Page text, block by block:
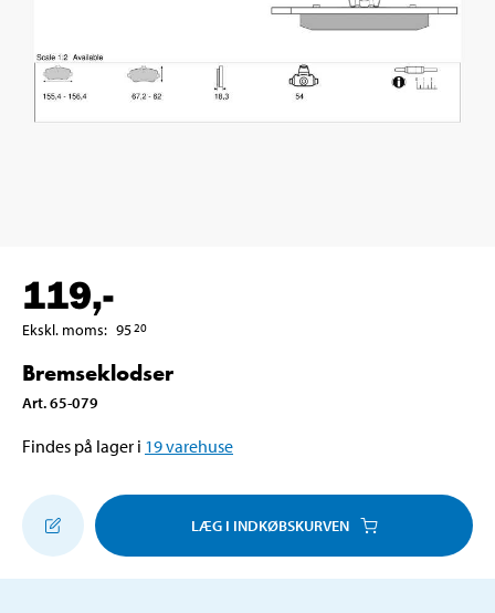
119,-
Ekskl. moms: 9520
Bremseklodser
Art.65-079
Findes på lager i 19varehuse
LÆG I INDKØBSKURVEN